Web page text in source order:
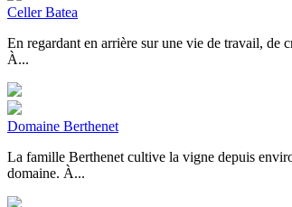
Celler Batea
En regardant en arrière sur une vie de travail, de
À...
Domaine Berthenet
La famille Berthenet cultive la vigne depuis
domaine. À...